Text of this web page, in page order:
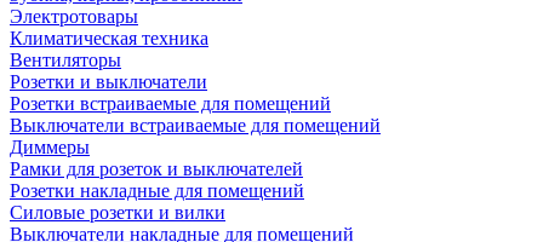
Электротовары
Климатическая техника
Вентиляторы
Розетки и выключатели
Розетки встраиваемые для помещений
Выключатели встраиваемые для помещений
Диммеры
Рамки для розеток и выключателей
Розетки накладные для помещений
Силовые розетки и вилки
Выключатели накладные для помещений